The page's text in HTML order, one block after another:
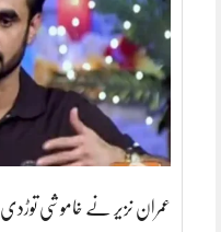
عمران نزیر نے خاموشی توڑدی